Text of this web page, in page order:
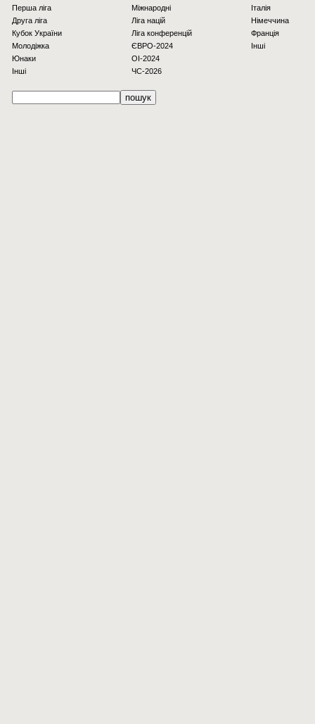
Перша ліга
Друга ліга
Кубок України
Молодіжка
Юнаки
Інші
Міжнародні
Ліга націй
Ліга конференцій
ЄВРО-2024
OI-2024
ЧС-2026
Італія
Німеччина
Франція
Інші